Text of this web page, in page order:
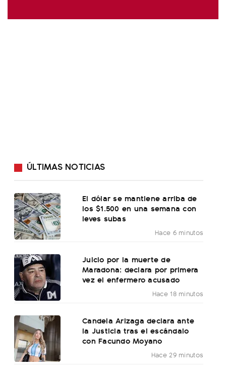
ÚLTIMAS NOTICIAS
El dólar se mantiene arriba de
los $1.500 en una semana con
leves subas
Hace 6 minutos
Juicio por la muerte de
Maradona: declara por primera
vez el enfermero acusado
Hace 18 minutos
Candela Arizaga declara ante
la Justicia tras el escándalo
con Facundo Moyano
Hace 29 minutos